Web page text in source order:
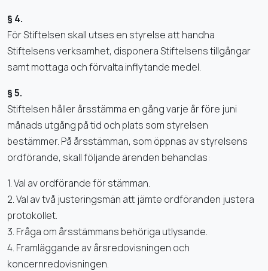
§ 4.
För Stiftelsen skall utses en styrelse att handha
Stiftelsens verksamhet, disponera Stiftelsens tillgångar
samt mottaga och förvalta inflytande medel.
§ 5.
Stiftelsen håller årsstämma en gång varje år före juni
månads utgång på tid och plats som styrelsen
bestämmer. På årsstämman, som öppnas av styrelsens
ordförande, skall följande ärenden behandlas:
1. Val av ordförande för stämman.
2. Val av två justeringsmän att jämte ordföranden justera
protokollet.
3. Fråga om årsstämmans behöriga utlysande.
4. Framläggande av årsredovisningen och
koncernredovisningen.